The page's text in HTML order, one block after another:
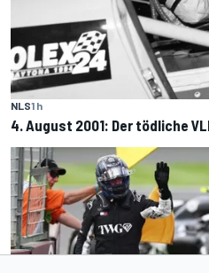
NLS1 h
4. August 2001: Der tödliche